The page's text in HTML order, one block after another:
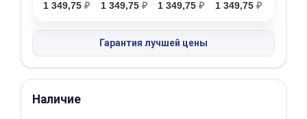
1 349,75 ₽ 1 349,75 ₽ 1 349,75 ₽ 1 349,75 ₽
Гарантия лучшей цены
Наличие
об оплате Плайтом